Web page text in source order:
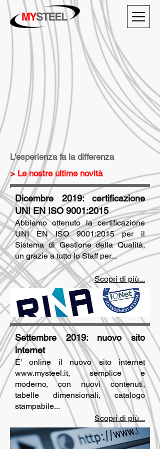
L'esperienza fa la differenza
> Le nostre ultime novità
Dicembre 2019: certificazione
UNI EN ISO 9001:2015
Abbiamo ottenuto la certificazione
UNI EN ISO 9001:2015 per il
Sistema di Gestione della Qualità,
un grazie a tutto lo Staff per...
Scopri di più...
Settembre 2019: nuovo sito
internet
E' online il nuovo sito internet
www.mysteel.it, semplice e
moderno, con nuovi contenuti,
tabelle dimensionali, catalogo
stampabile...
Scopri di più...